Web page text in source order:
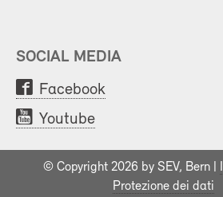
SOCIAL MEDIA
Facebook
Youtube
© Copyright 2026 by SEV, Bern |
Protezione dei dati